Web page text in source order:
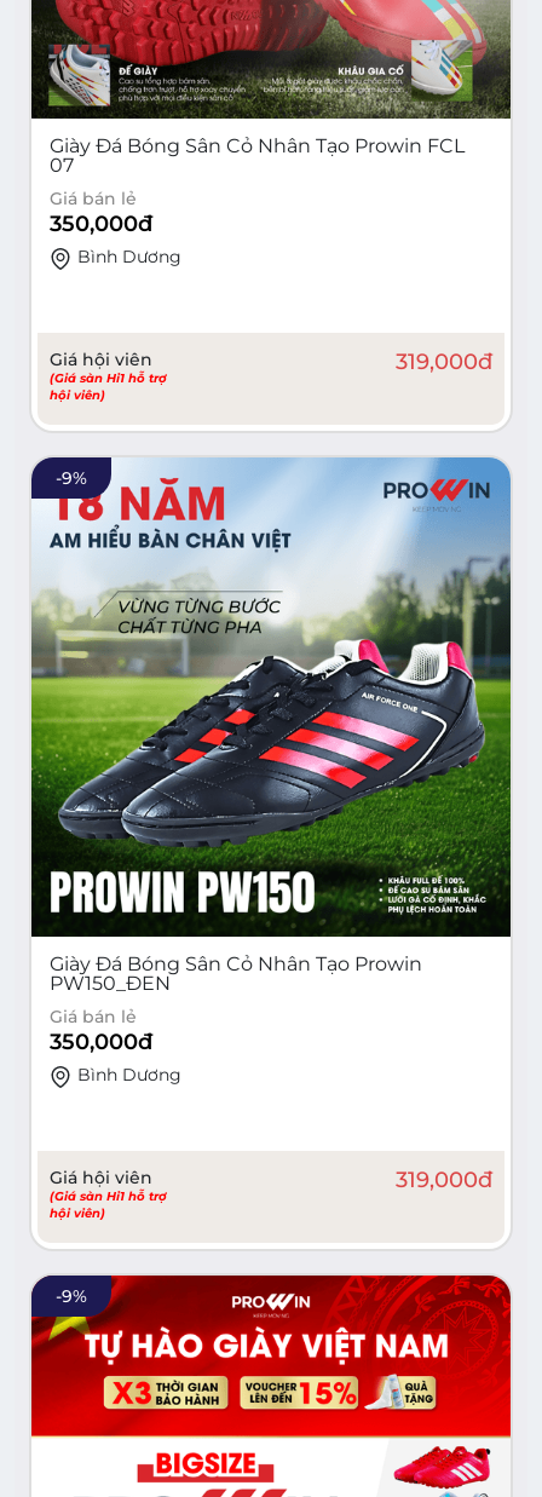
Giày Đá Bóng Sân Cỏ Nhân Tạo Prowin FCL
07
Giá bán lẻ
350,000đ
Bình Dương
Giá hội viên
(Giá sàn Hi1 hỗ trợ
hội viên)
319,000đ
-9%
Giày Đá Bóng Sân Cỏ Nhân Tạo Prowin
PW150_ĐEN
Giá bán lẻ
350,000đ
Bình Dương
Giá hội viên
(Giá sàn Hi1 hỗ trợ
hội viên)
319,000đ
-9%